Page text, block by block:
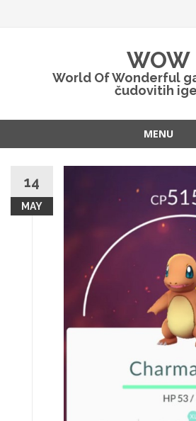
WOW
World Of Wonderful
čudovitih
MENU
content
14
MAY